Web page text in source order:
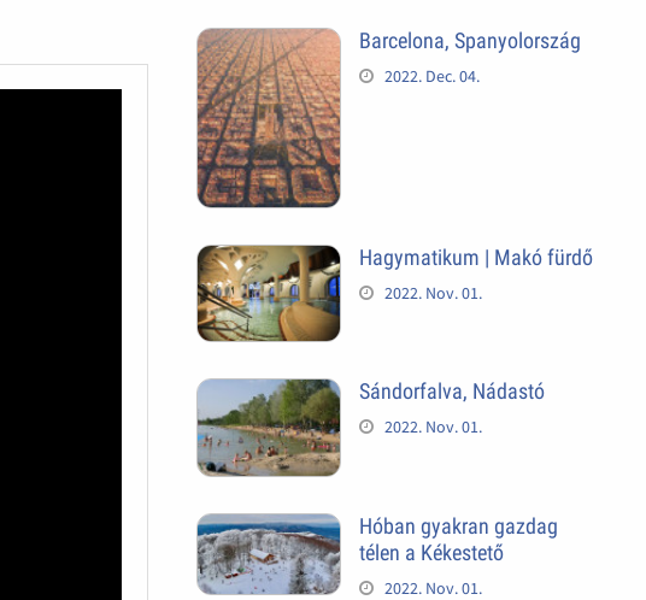
Barcelona, Spanyolország
2022. Dec. 04.
Hagymatikum | Makó fürdő
2022. Nov. 01.
Sándorfalva, Nádastó
2022. Nov. 01.
Hóban gyakran gazdag
télen a Kékestető
2022. Nov. 01.